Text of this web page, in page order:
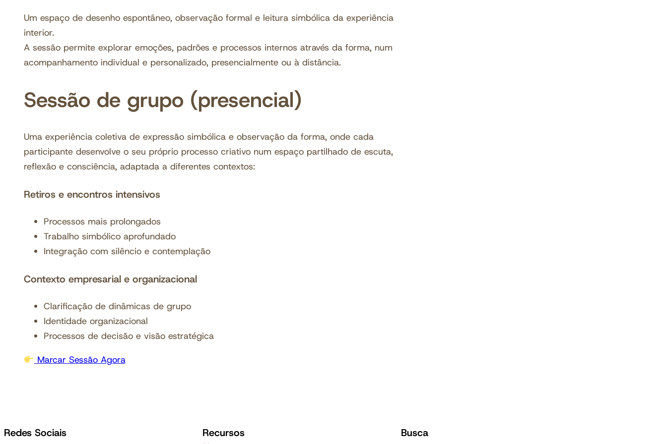
Um espaço de desenho espontâneo, observação formal e leitura simbólica da experiência
interior.
A sessão permite explorar emoções, padrões e processos internos através da forma, num
acompanhamento individual e personalizado, presencialmente ou à distância.
Sessão de grupo (presencial)
Uma experiência coletiva de expressão simbólica e observação da forma, onde cada
participante desenvolve o seu próprio processo criativo num espaço partilhado de escuta,
reflexão e consciência, adaptada a diferentes contextos:
Retiros e encontros intensivos
Processos mais prolongados
Trabalho simbólico aprofundado
Integração com silêncio e contemplação
Contexto empresarial e organizacional
Clarificação de dinâmicas de grupo
Identidade organizacional
Processos de decisão e visão estratégica
Marcar Sessão Agora
Redes Sociais Recursos Busca